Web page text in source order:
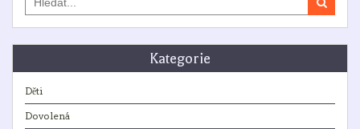
for:
Kategorie
Děti
Dovolená